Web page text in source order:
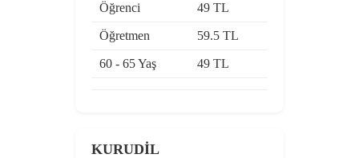
Öğrenci 49 TL
Öğretmen 59.5 TL
60 - 65 Yaş 49 TL
KURUDİL